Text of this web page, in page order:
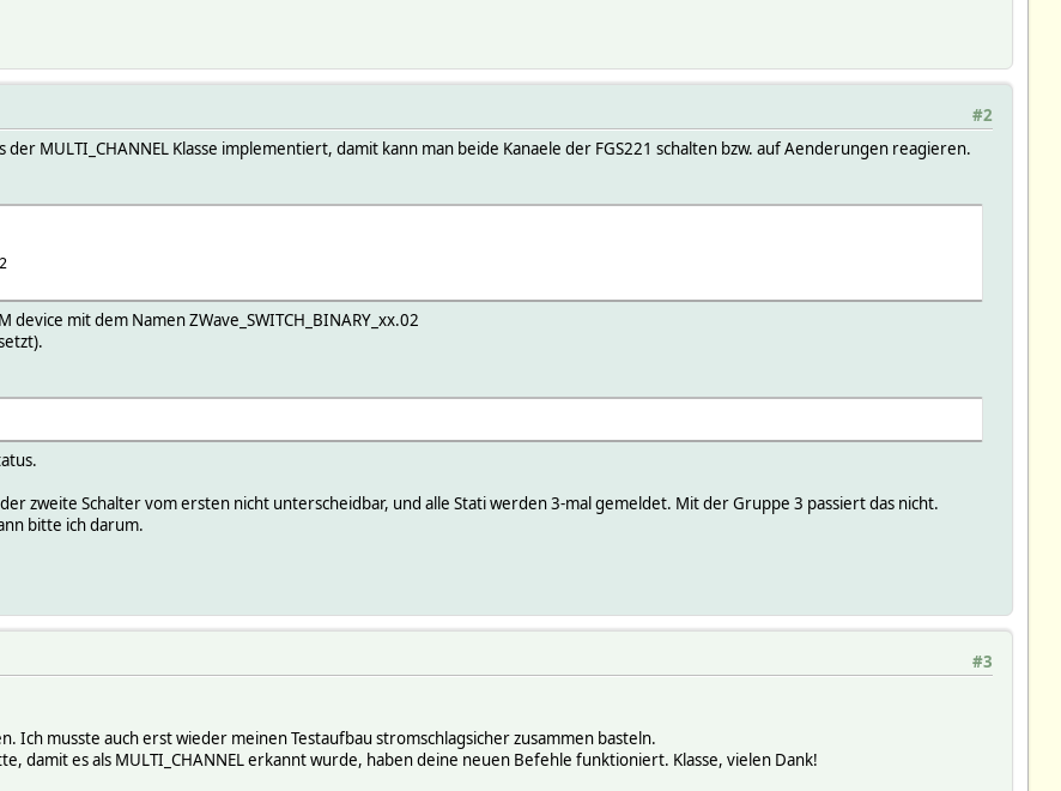
#2
MULTI_CHANNEL Klasse implementiert, damit kann man beide Kanaele der FGS221 schalten bzw. auf Aenderungen reagieren.
device mit dem Namen ZWave_SWITCH_BINARY_xx.02
zweite Schalter vom ersten nicht unterscheidbar, und alle Stati werden 3-mal gemeldet. Mit der Gruppe 3 passiert das nicht.
bitte ich darum.
#3
Ich musste auch erst wieder meinen Testaufbau stromschlagsicher zusammen basteln.
damit es als MULTI_CHANNEL erkannt wurde, haben deine neuen Befehle funktioniert. Klasse, vielen Dank!